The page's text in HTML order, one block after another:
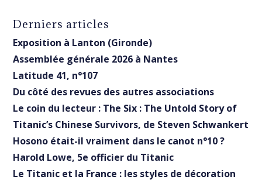
Derniers articles
Exposition à Lanton (Gironde)
Assemblée générale 2026 à Nantes
Latitude 41, n°107
Du côté des revues des autres associations
Le coin du lecteur : The Six : The Untold Story of
Titanic’s Chinese Survivors, de Steven Schwankert
Hosono était-il vraiment dans le canot n°10 ?
Harold Lowe, 5e officier du Titanic
Le Titanic et la France : les styles de décoration